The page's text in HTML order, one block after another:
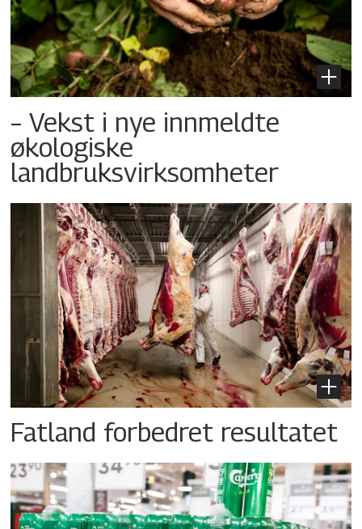
– Vekst i nye innmeldte
økologiske
landbruksvirksomheter
Fatland forbedret resultatet